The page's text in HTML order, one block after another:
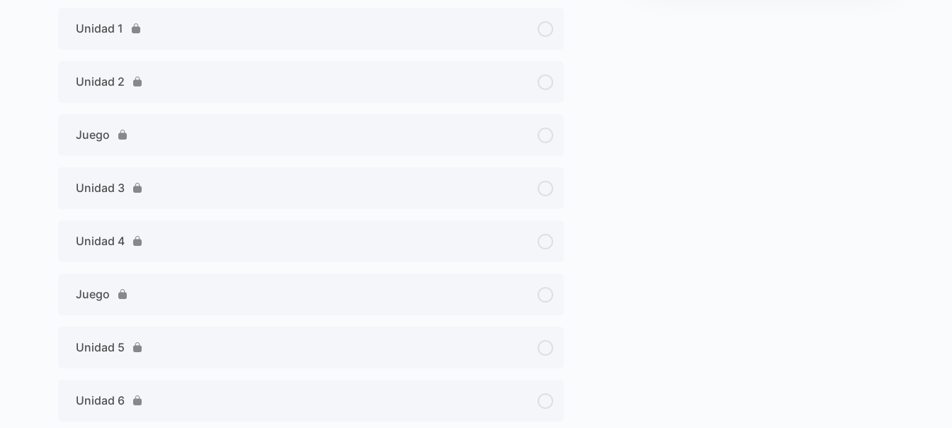
Unidad 1
Unidad 2
Juego
Unidad 3
Unidad 4
Juego
Unidad 5
Unidad 6